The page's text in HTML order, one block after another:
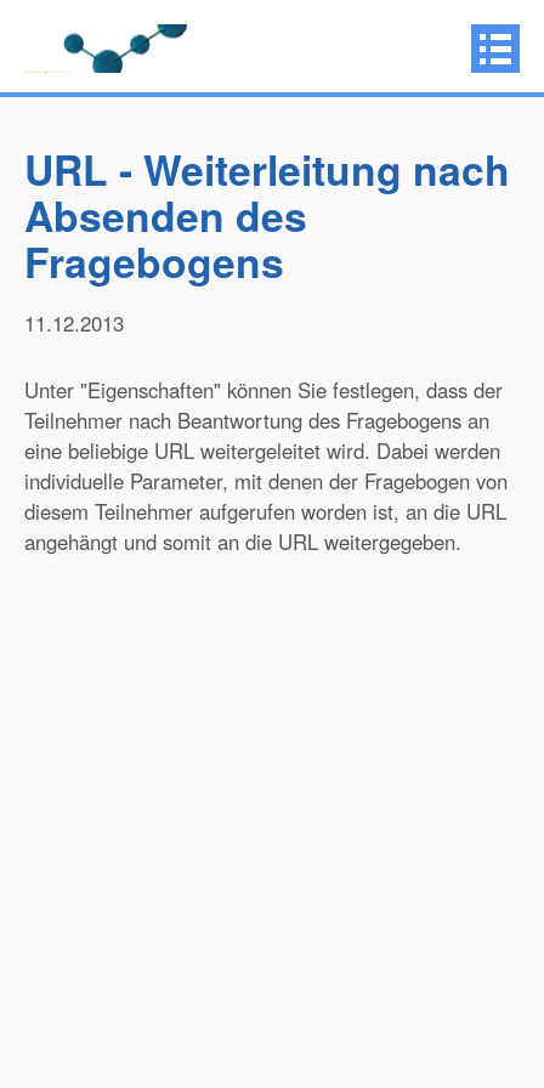
URL - Weiterleitung nach
Absenden des
Fragebogens
11.12.2013
Unter "Eigenschaften" können Sie festlegen, dass der
Teilnehmer nach Beantwortung des Fragebogens an
eine beliebige URL weitergeleitet wird. Dabei werden
individuelle Parameter, mit denen der Fragebogen von
diesem Teilnehmer aufgerufen worden ist, an die URL
angehängt und somit an die URL weitergegeben.